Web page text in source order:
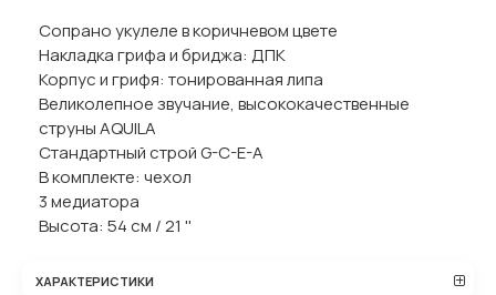
Сопрано укулеле в коричневом цвете
Накладка грифа и бриджа: ДПК
Корпус и грифя: тонированная липа
Великолепное звучание, высококачественные
струны AQUILA
Стандартный строй G-C-E-A
В комплекте: чехол
3 медиатора
Высота: 54 см / 21 ''
ХАРАКТЕРИСТИКИ